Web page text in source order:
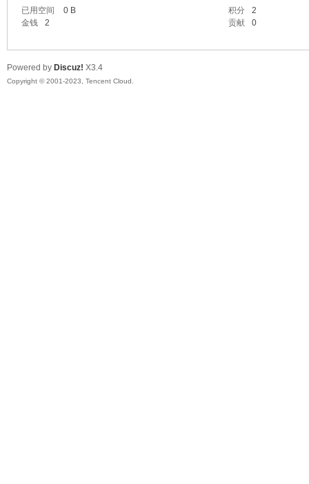
已用空间
0 B 积分
2
金钱
2 贡献 0
Powered by Discuz! X3.4
Copyright © 2001-2023, Tencent Cloud.